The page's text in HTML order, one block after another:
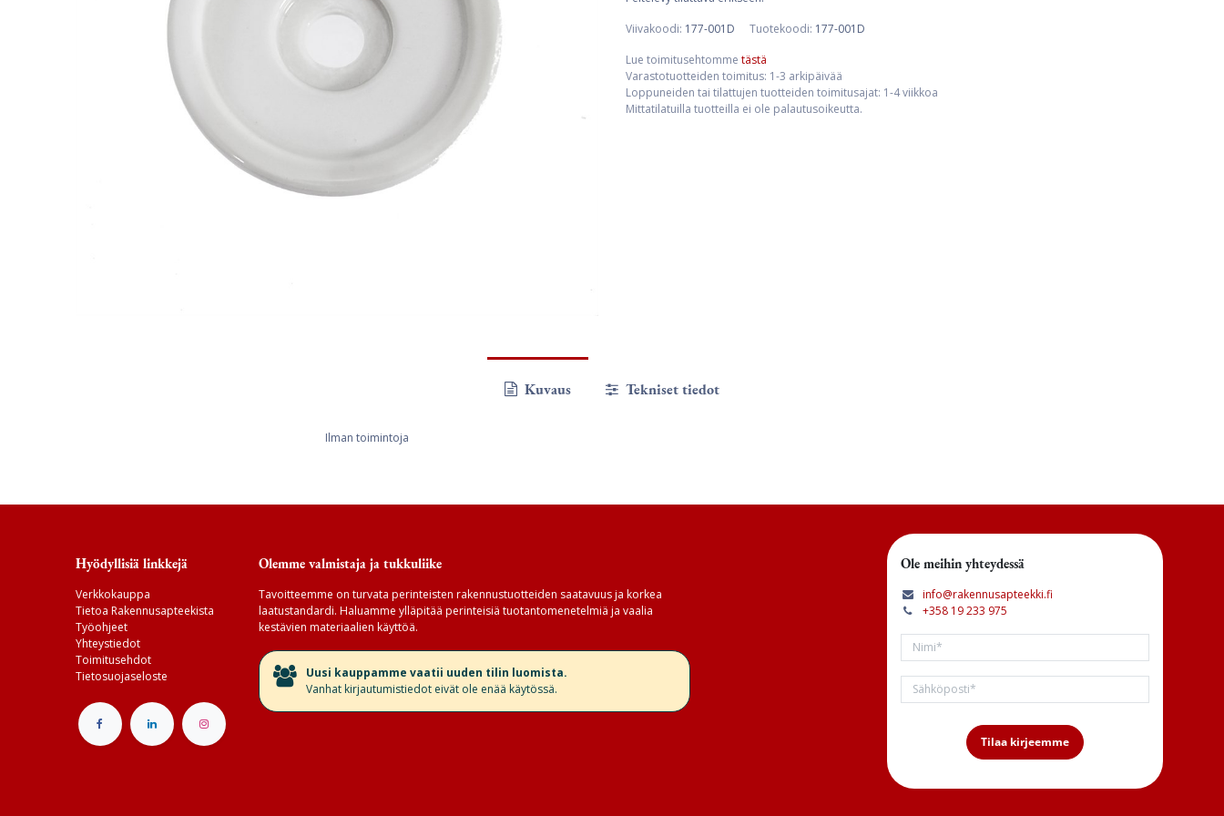
Viivakoodi: 177-001D Tuotekoodi: 177-001D
Lue toimitusehtomme tästä
Varastotuotteiden toimitus: 1-3 arkipäivää
Loppuneiden tai tilattujen tuotteiden toimitusajat: 1-4 viikkoa
Mittatilatuilla tuotteilla ei ole palautusoikeutta.
Kuvaus Tekniset tiedot
Ilman toimintoja
Hyödyllisiä linkkejä
Verkkokauppa
Tietoa Rakennusapteekista
Työohjeet
Yhteystiedot
Toimitusehdot
Tietosuojaseloste
Olemme valmistaja ja tukkuliike
Tavoitteemme on turvata perinteisten rakennustuotteiden saatavuus ja korkea
laatustandardi. Haluamme ylläpitää perinteisiä tuotantomenetelmiä ja vaalia
kestävien materiaalien käyttöä.
​Uusi kauppamme vaatii uuden tilin luomista.
Vanhat kirjautumistiedot eivät ole enää käytössä.
Ole meihin yhteydessä
info@rakennusapteekki.fi
+358 19 233 975
Tilaa kirjeemme